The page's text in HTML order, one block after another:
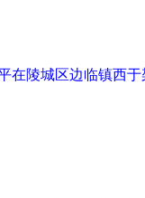
陵城区边临镇西于